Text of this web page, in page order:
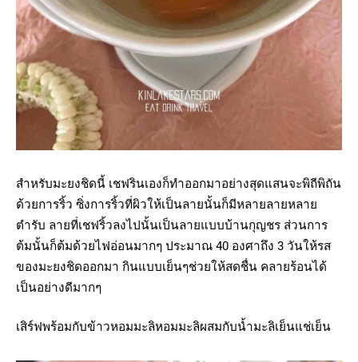
สำหรับมะยงชิดนี้ เชฟรินเองก็ทำออกมาอย่างสุดแสนจะพิถีพิถัน
ด้วยการริ้ว ซิ่งการริ้วที่ผิวให้เป็นลายนั้นก็มีหลายลายหลาย
ตำรับ ลายที่เชฟริ้วลงไปนั้นเป็นลายแบบบ้านกุญชร ส่วนการ
ต้มนั้นก็ต้มด้วยไฟอ่อนมากๆ ประมาณ 40 องศาถึง 3 วันให้รส
ของมะยงชิดออกมา กินแบบเย็นๆช่วยให้สดชื่น คลายร้อนได้
เป็นอย่างดีมากๆ
เสิร์ฟพร้อมกับข้าวหอมมะลิหอมมะลิผสมกับน้ำมะลิเย็นแช่เย็น